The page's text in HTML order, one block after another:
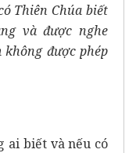
Thiên Chúa biết
và được nghe
được phép
ai biết và nếu có